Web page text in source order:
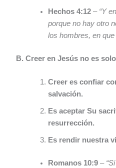
Hechos 4:12 – “Y
porque no hay otro
los hombres, en
B. Creer en Jesús no es
Creer es confiar
salvación.
Es aceptar Su
resurrección.
Es rendir nuestra
Romanos 10:9 –